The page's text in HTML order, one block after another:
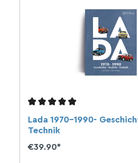
Lada 1970-1990-
Technik
€39.90*